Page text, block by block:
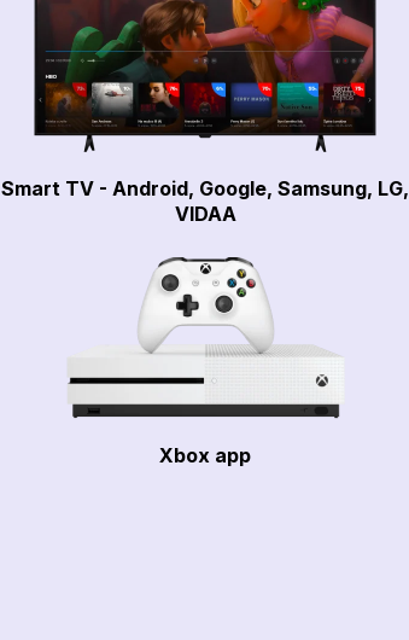
Smart TV - Android, Google, Samsung, LG,
VIDAA
Xbox app